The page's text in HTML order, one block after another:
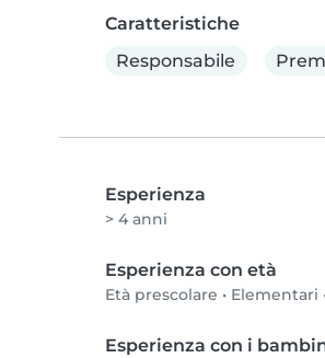
Caratteristiche
Responsabile
Esperienza
> 4 anni
Esperienza con età
Età prescolare • Elementari
Esperienza con i